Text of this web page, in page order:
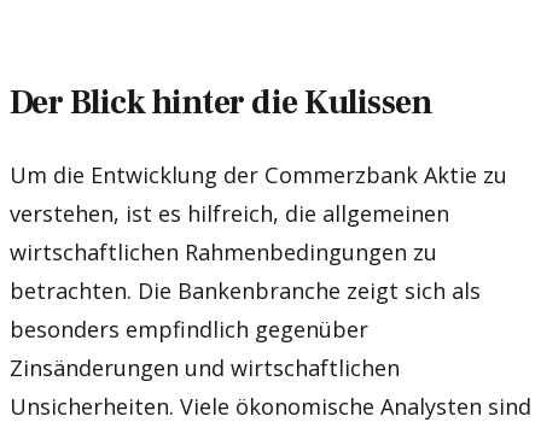
Der Blick hinter die Kulissen
Um die Entwicklung der Commerzbank Aktie zu
verstehen, ist es hilfreich, die allgemeinen
wirtschaftlichen Rahmenbedingungen zu
betrachten. Die Bankenbranche zeigt sich als
besonders empfindlich gegenüber
Zinsänderungen und wirtschaftlichen
Unsicherheiten. Viele ökonomische Analysten sind